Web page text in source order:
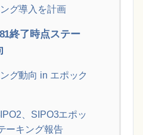
グ導入を計画
終了時点ステー
グ動向 in エポック
、SIPO3エポッ
ーキング報告